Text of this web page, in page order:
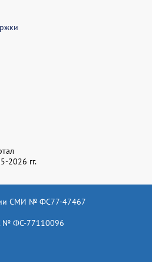
2026 гг.
СМИ № ФС77-47467
№ ФС-77110096